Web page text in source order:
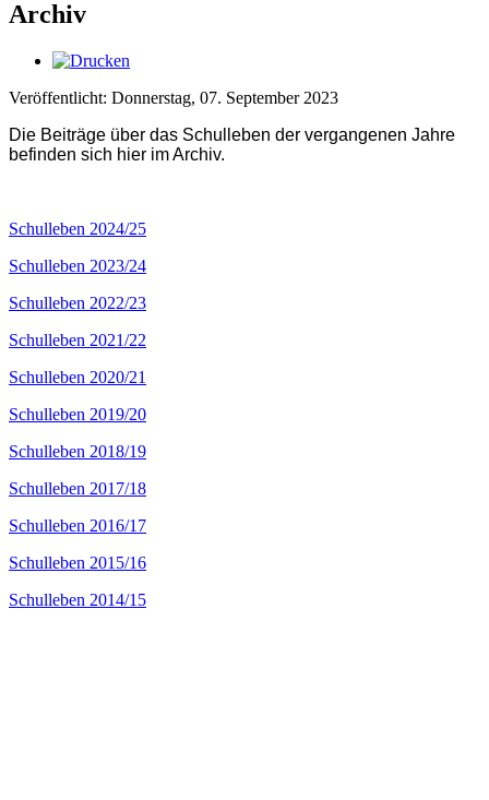
Archiv
Veröffentlicht: Donnerstag, 07. September 2023
Die Beiträge über das Schulleben der vergangenen Jahre
befinden sich hier im Archiv.
Schulleben 2024/25
Schulleben 2023/24
Schulleben 2022/23
Schulleben 2021/22
Schulleben 2020/21
Schulleben 2019/20
Schulleben 2018/19
Schulleben 2017/18
Schulleben 2016/17
Schulleben 2015/16
Schulleben 2014/15